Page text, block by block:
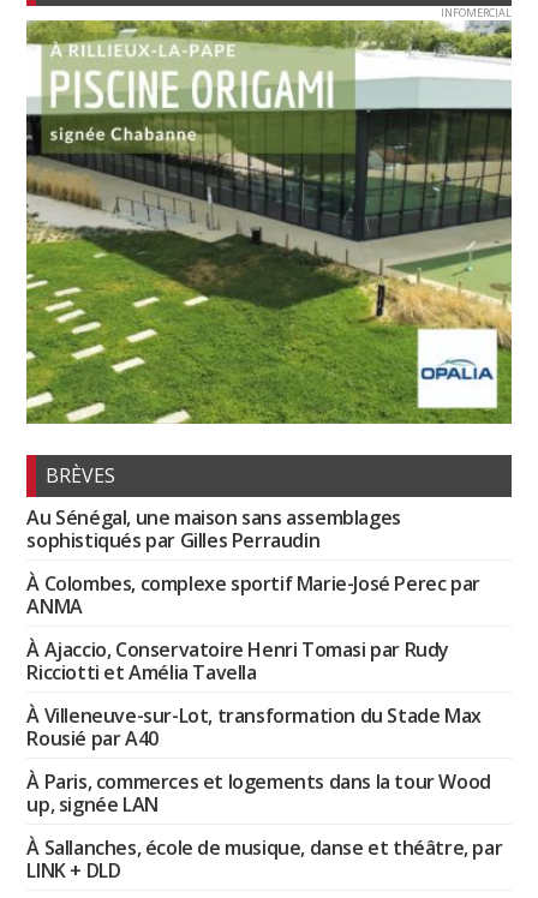
INFOMERCIAL
BRÈVES
Au Sénégal, une maison sans assemblages
sophistiqués par Gilles Perraudin
À Colombes, complexe sportif Marie-José Perec par
ANMA
À Ajaccio, Conservatoire Henri Tomasi par Rudy
Ricciotti et Amélia Tavella
À Villeneuve-sur-Lot, transformation du Stade Max
Rousié par A40
À Paris, commerces et logements dans la tour Wood
up, signée LAN
À Sallanches, école de musique, danse et théâtre, par
LINK + DLD